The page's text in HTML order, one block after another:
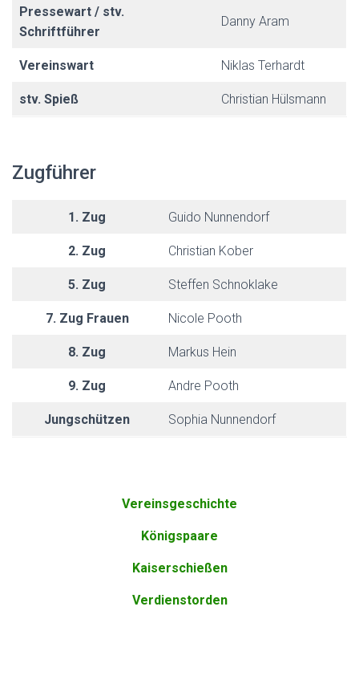
Pressewart / stv.
Schriftführer
Danny Aram
Vereinswart Niklas Terhardt
stv. Spieß Christian Hülsmann
Zugführer
1. Zug Guido Nunnendorf
2. Zug Christian Kober
5. Zug Steffen Schnoklake
7. Zug Frauen Nicole Pooth
8. Zug Markus Hein
9. Zug Andre Pooth
Jungschützen Sophia Nunnendorf
Vereinsgeschichte
Königspaare
Kaiserschießen
Verdienstorden